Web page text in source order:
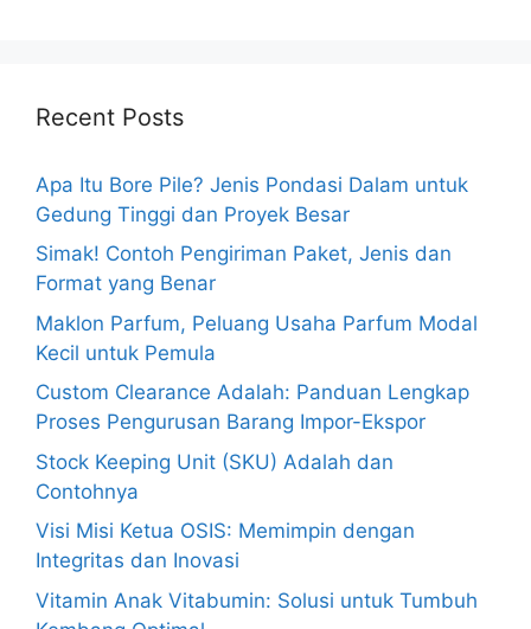
Recent Posts
Apa Itu Bore Pile? Jenis Pondasi Dalam untuk
Gedung Tinggi dan Proyek Besar
Simak! Contoh Pengiriman Paket, Jenis dan
Format yang Benar
Maklon Parfum, Peluang Usaha Parfum Modal
Kecil untuk Pemula
Custom Clearance Adalah: Panduan Lengkap
Proses Pengurusan Barang Impor-Ekspor
Stock Keeping Unit (SKU) Adalah dan
Contohnya
Visi Misi Ketua OSIS: Memimpin dengan
Integritas dan Inovasi
Vitamin Anak Vitabumin: Solusi untuk Tumbuh